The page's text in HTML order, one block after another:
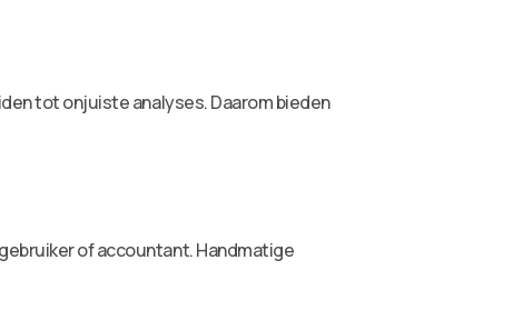
tot onjuiste analyses. Daarom bieden
of accountant. Handmatige